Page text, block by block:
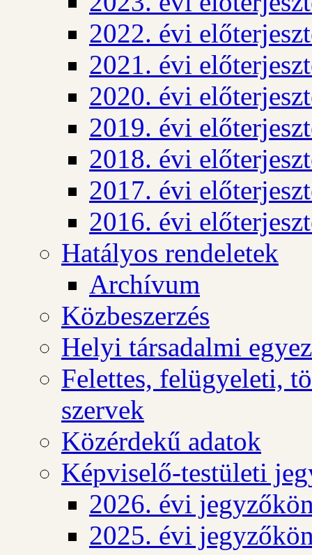
2022. évi
2021. évi
2020. évi
2019. évi
2018. évi
2017. évi
2016. évi
Hatályos rendeletek
Archívum
Közbeszerzés
Helyi társadalmi
Felettes, felügyeleti,
szervek
Közérdekű adatok
Képviselő-testületi
2026. évi
2025. évi